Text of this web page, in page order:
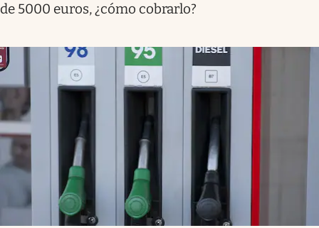
de 5000 euros, ¿cómo cobrarlo?